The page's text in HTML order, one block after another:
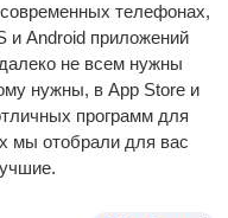
телефонах,
и Android приложений
не всем нужны
нужны, в App Store и
программ для
мы отобрали для вас